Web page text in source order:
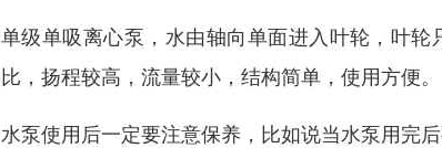
单级单吸离心泵，水由轴向单面进入叶轮，叶
比，扬程较高，流量较小，结构简单，使用方便。
水泵使用后一定要注意保养，比如说当水泵用完